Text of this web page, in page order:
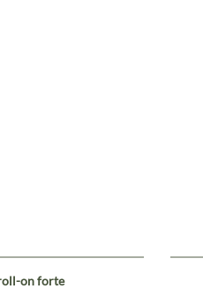
on forte